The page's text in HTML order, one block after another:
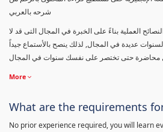
شرحه بالعربي
العملية بناءً على الخبرة في المجال التى قد لا
عديدة في المجال, لذلك ينصح بالأستماع جيداً
محاضرة حتى تختصر على نفسك سنوات في المجال
More
What are the requirements
No prior experience required, you will learn